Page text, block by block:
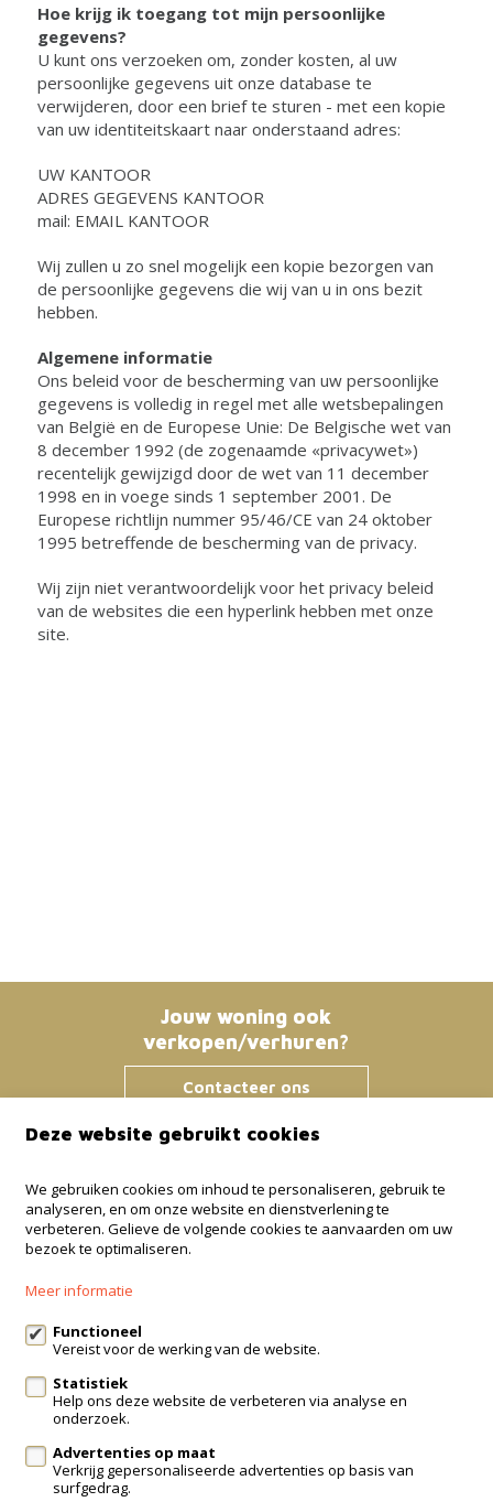
Hoe krijg ik toegang tot mijn persoonlijke
gegevens?
U kunt ons verzoeken om, zonder kosten, al uw
persoonlijke gegevens uit onze database te
verwijderen, door een brief te sturen - met een kopie
van uw identiteitskaart naar onderstaand adres:
UW KANTOOR
ADRES GEGEVENS KANTOOR
mail: EMAIL KANTOOR
Wij zullen u zo snel mogelijk een kopie bezorgen van
de persoonlijke gegevens die wij van u in ons bezit
hebben.
Algemene informatie
Ons beleid voor de bescherming van uw persoonlijke
gegevens is volledig in regel met alle wetsbepalingen
van België en de Europese Unie: De Belgische wet van
8 december 1992 (de zogenaamde «privacywet»)
recentelijk gewijzigd door de wet van 11 december
1998 en in voege sinds 1 september 2001. De
Europese richtlijn nummer 95/46/CE van 24 oktober
1995 betreffende de bescherming van de privacy.
Wij zijn niet verantwoordelijk voor het privacy beleid
van de websites die een hyperlink hebben met onze
site.
Jouw woning ook
verkopen/verhuren?
Contacteer ons
Immo Bosmans
Klokstraat 25 / 21
3600 Genk
info@immo-bosmans.be
Te koop Te huur
Contact
Wijzig cookie voorkeuren
Deze website gebruikt cookies
We gebruiken cookies om inhoud te personaliseren, gebruik te
analyseren, en om onze website en dienstverlening te
verbeteren. Gelieve de volgende cookies te aanvaarden om uw
bezoek te optimaliseren.
Meer informatie
Functioneel
Vereist voor de werking van de website.
Statistiek
Help ons deze website de verbeteren via analyse en
onderzoek.
Advertenties op maat
Verkrijg gepersonaliseerde advertenties op basis van
surfgedrag.